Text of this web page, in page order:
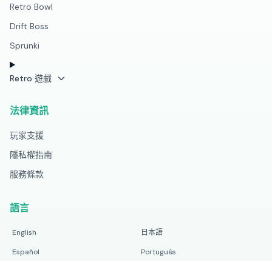
Retro Bowl
Drift Boss
Sprunki
Retro 遊戲
法律資訊
玩家支援
隱私權指南
服務條款
語言
English
日本語
Español
Português